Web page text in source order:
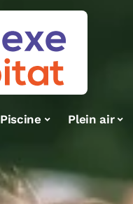
Piscine Plein air